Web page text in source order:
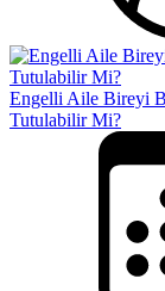
Engelli Aile Bireyi
Tutulabilir Mi?